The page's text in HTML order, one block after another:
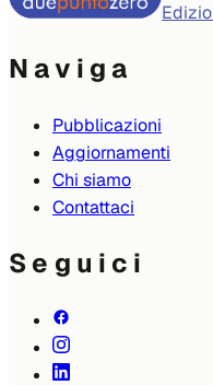
Naviga
Pubblicazioni
Aggiornamenti
Chi siamo
Contattaci
Seguici